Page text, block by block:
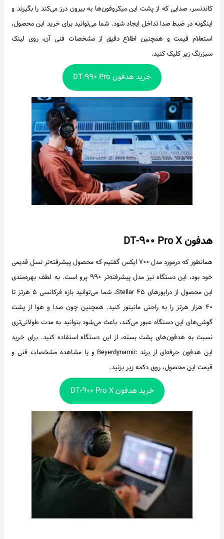
کاندنسر، صدایی که از پشت این میکروفون‌ها به بیرون درز می‌کند را بگیرند و
اینگونه در ضبط صدا تداخل ایجاد شود. شما می‌توانید برای خرید این محصول،
استعلام قیمت و همچنین اطلاع دقیق از مشخصات فنی آن، روی لینک
سبزرنگ زیر کلیک کنید.
خرید هدفون DT-۹۹۰ Pro
هدفون DT-۹۰۰ Pro X
همانطور که درمورد مدل ۷۰۰ ایکس گفتیم که محصول پیشرفته‌تر نسل قدیمی
خود بود، این دستگاه نیز مدل پیشرفته‌تر ۹۹۰ پرو است. به لطف بهره‌مندی
این محصول از درایورهای Stellar ۴۵، شما می‌توانید بازه فرکانسی ۵ هرتز تا
۴۰ هزار هرتز را به راحتی مانیتور کنید. همچنین چون صدا و هوا از پشت
گوشی‌های این دستگاه عبور می‌کند، باعث می‌شود بتوانید به مدت طولانی‌تری
نسبت به هدفون‌های پشت بسته، از این دستگاه استفاده کنید. برای خرید
این هدفون حرفه‌ای از برند Beyerdynamic و یا مشاهده مشخصات فنی و
قیمت این محصول، روی دکمه زیر بزنید.
خرید هدفون DT-۹۰۰ Pro X